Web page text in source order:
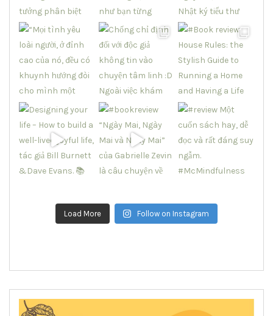
Load More Follow on Instagram